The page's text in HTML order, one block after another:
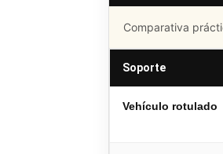
Comparativa
Soporte
Vehículo rotulado